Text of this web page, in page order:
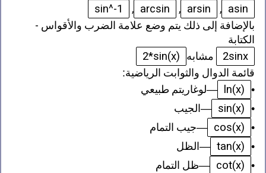
asin
,
arsin
,
arcsin
,
sin^-1
بالإضافة إلى ذلك يتم وضع علامة الضرب والأقواس -
الكتابة
2sinx مشابه 2*sin(x)
قائمة الدوال والثوابت الرياضية:
•
ln(x)
—لوغاريتم طبيعي
•
sin(x)
— الجيب
•
cos(x)
—جيب التمام
•
tan(x)
— الظل
•
cot(x)
—ظل التمام